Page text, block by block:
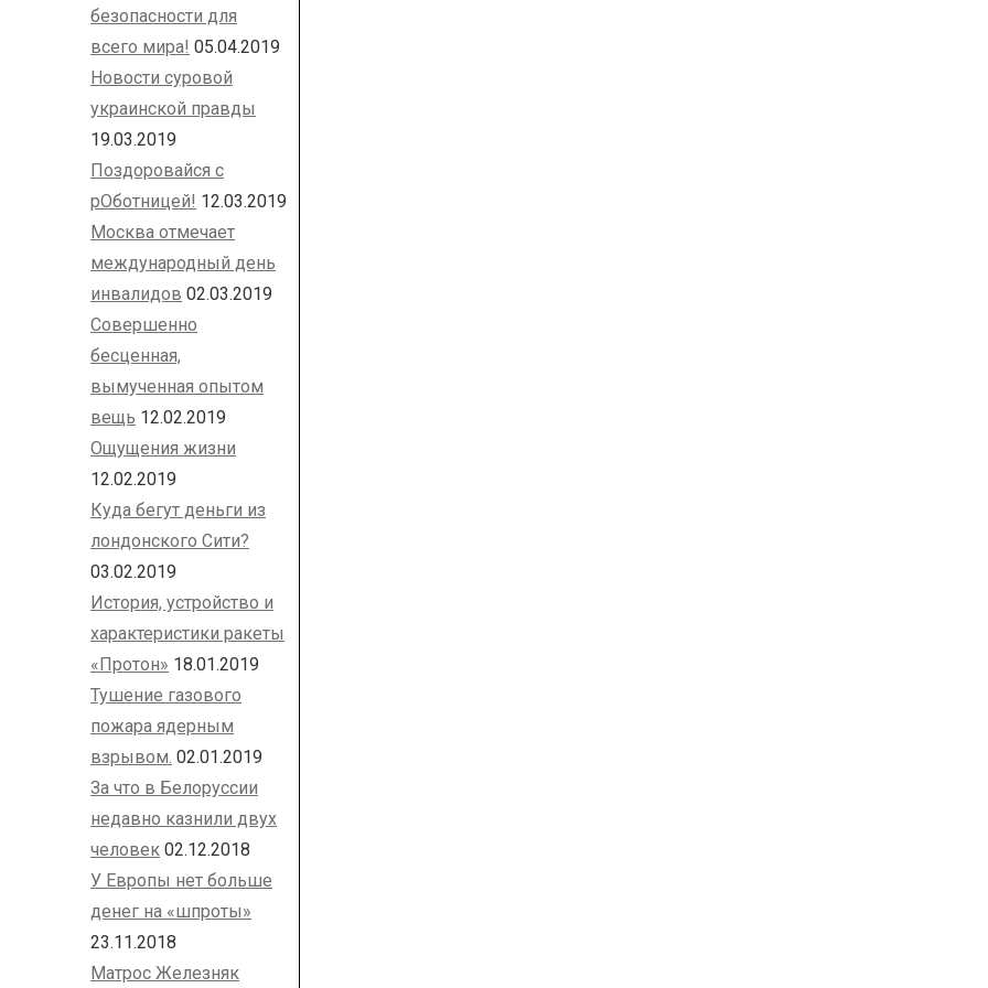
безопасности для
всего мира! 05.04.2019
Новости суровой
украинской правды
19.03.2019
Поздоровайся с
рОботницей! 12.03.2019
Москва отмечает
международный день
инвалидов 02.03.2019
Совершенно
бесценная,
вымученная опытом
вещь 12.02.2019
Ощущения жизни
12.02.2019
Куда бегут деньги из
лондонского Сити?
03.02.2019
История, устройство и
характеристики ракеты
«Протон» 18.01.2019
Тушение газового
пожара ядерным
взрывом. 02.01.2019
За что в Белоруссии
недавно казнили двух
человек 02.12.2018
У Европы нет больше
денег на «шпроты»
23.11.2018
Матрос Железняк